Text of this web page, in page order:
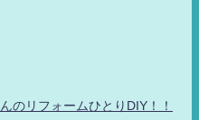
のリフォームひとりDIY！！